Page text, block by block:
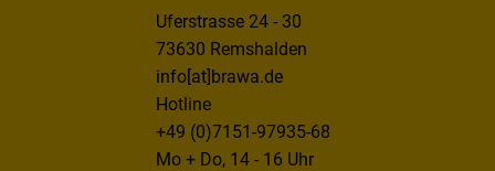
Uferstrasse 24 - 30
73630 Remshalden
info[at]brawa.de
Hotline
+49 (0)7151-97935-68
Mo + Do, 14 - 16 Uhr